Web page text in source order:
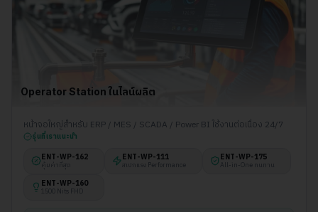
Operator Station ในไลน์ผลิต
หน้าจอใหญ่สำหรับ ERP / MES / SCADA / Power BI ใช้งานต่อเนื่อง 24/7
รุ่นที่เราแนะนำ
ENT-WP-162 ENT-WP-111
สเปกแรง Performance
ENT-WP-175
All-in-One ทนทาน
ENT-WP-160
1500 Nits FHD